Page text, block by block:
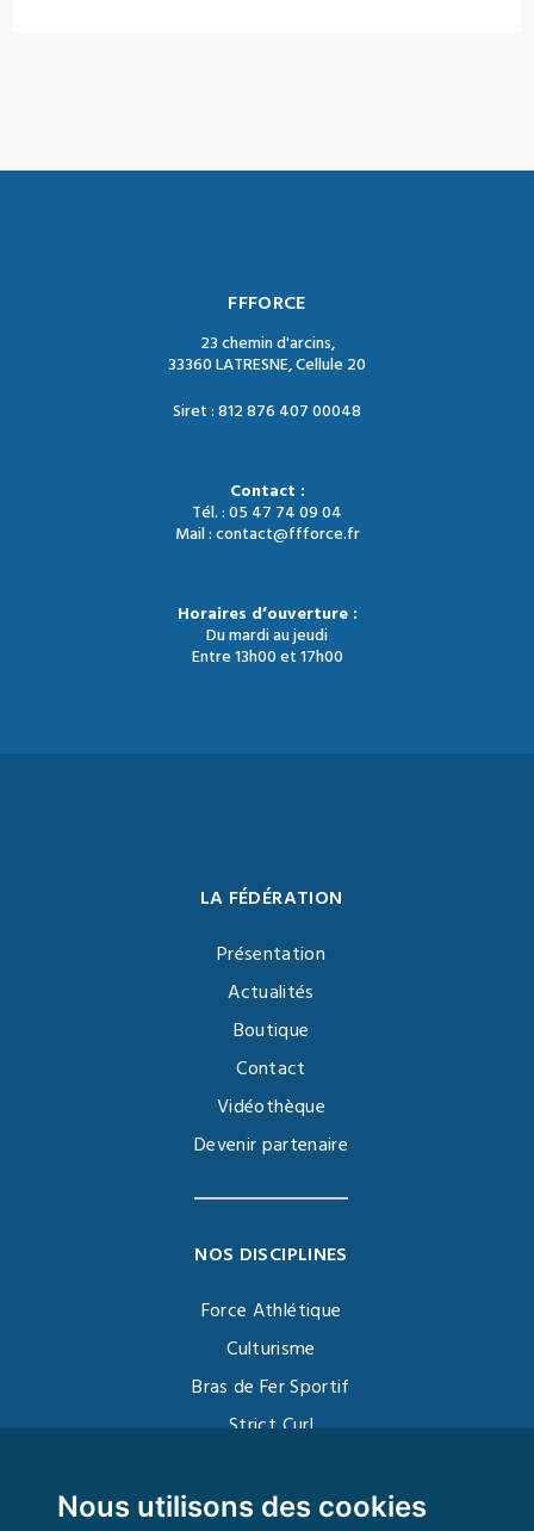
Nous utilisons des cookies
FFFORCE
23 chemin d'arcins,
33360 LATRESNE, Cellule 20
Siret : 812 876 407 00048
Contact :
Tél. : 05 47 74 09 04
Mail : contact@ffforce.fr
Horaires d’ouverture :
Du mardi au jeudi
Entre 13h00 et 17h00
LA FÉDÉRATION
Présentation
Actualités
Boutique
Contact
Vidéothèque
Devenir partenaire
NOS DISCIPLINES
Force Athlétique
Culturisme
Bras de Fer Sportif
Strict Curl
Kettlebell